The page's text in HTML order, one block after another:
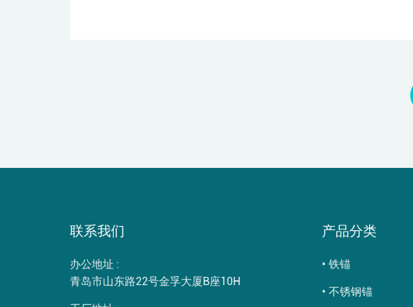
联系我们
办公地址 :
青岛市山东路22号金孚大厦B座10H
产品分类
铁锚
不锈钢锚